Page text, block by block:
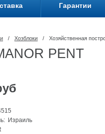
Гарантии
/ Хозблоки / Хозяйственная
PENT
Израиль